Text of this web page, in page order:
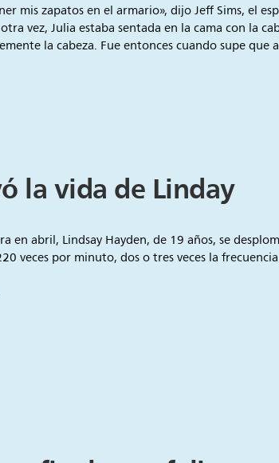
mis zapatos en el armario», dijo Jeff Sims, el
vez, Julia estaba sentada en la cama con la
la cabeza. Fue entonces cuando supe que
la vida de Linday
en abril, Lindsay Hayden, de 19 años, se
veces por minuto, dos o tres veces la